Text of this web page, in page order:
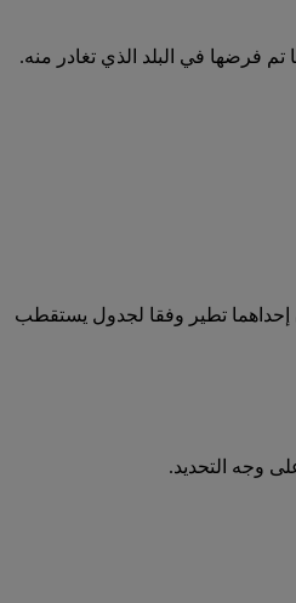
فرضها في البلد الذي تغادر منه.
تطير وفقا لجدول يستقطب
وجه التحديد.